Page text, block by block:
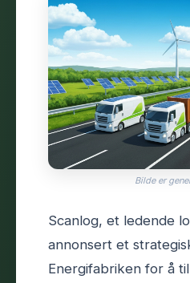
Bilde er
Scanlog, et ledende
annonsert et
Energifabriken for å